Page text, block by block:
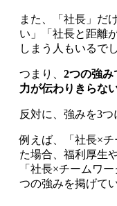
また、「社長」だ
い」「社長と距離
しまう人もいるで
つまり、 2つの強み
力が伝わりきらな
反対に、強みを3つ
例えば、「社長×
た場合、福利厚生
「社長×チームワ
つの強みを掲げて